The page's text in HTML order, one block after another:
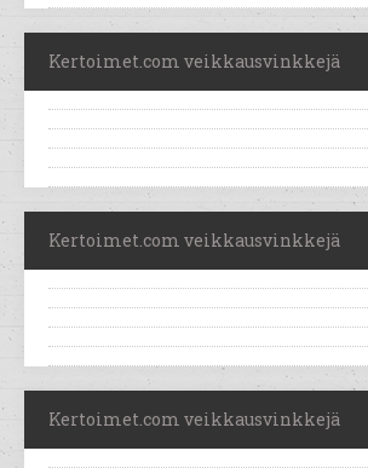
Kertoimet.com veikkausvinkkejä
Kertoimet.com veikkausvinkkejä
Kertoimet.com veikkausvinkkejä